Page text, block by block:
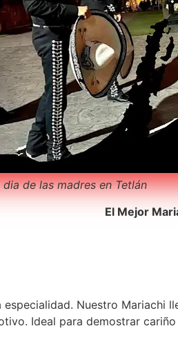
de las madres en Tetlán
El Mejor
especialidad. Nuestro
Ideal para demostrar